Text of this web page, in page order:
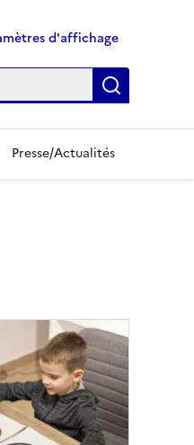
d'affichage
Presse/Actualités